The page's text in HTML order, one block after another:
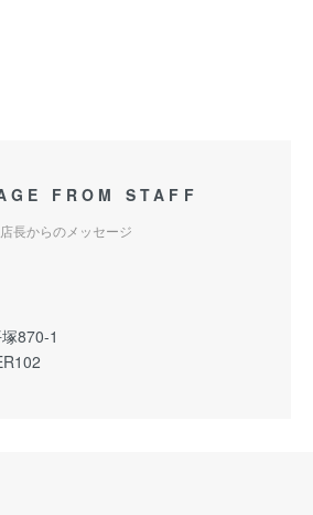
FROM STAFF
店長からのメッセージ
870-1